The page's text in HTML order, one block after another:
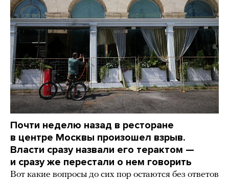
Почти неделю назад в ресторане
в центре Москвы произошел взрыв.
Власти сразу назвали его терактом —
и сразу же перестали о нем говорить
Вот какие вопросы до сих пор остаются без ответов